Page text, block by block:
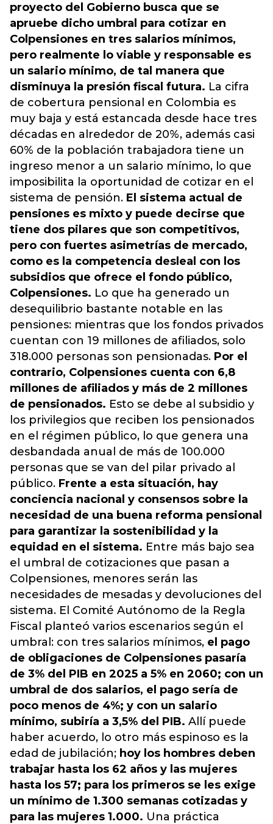
proyecto del Gobierno busca que se
apruebe dicho umbral para cotizar en
Colpensiones en tres salarios mínimos,
pero realmente lo viable y responsable es
un salario mínimo, de tal manera que
disminuya la presión fiscal futura. La cifra
de cobertura pensional en Colombia es
muy baja y está estancada desde hace tres
décadas en alrededor de 20%, además casi
60% de la población trabajadora tiene un
ingreso menor a un salario mínimo, lo que
imposibilita la oportunidad de cotizar en el
sistema de pensión. El sistema actual de
pensiones es mixto y puede decirse que
tiene dos pilares que son competitivos,
pero con fuertes asimetrías de mercado,
como es la competencia desleal con los
subsidios que ofrece el fondo público,
Colpensiones. Lo que ha generado un
desequilibrio bastante notable en las
pensiones: mientras que los fondos privados
cuentan con 19 millones de afiliados, solo
318.000 personas son pensionadas. Por el
contrario, Colpensiones cuenta con 6,8
millones de afiliados y más de 2 millones
de pensionados. Esto se debe al subsidio y
los privilegios que reciben los pensionados
en el régimen público, lo que genera una
desbandada anual de más de 100.000
personas que se van del pilar privado al
público. Frente a esta situación, hay
conciencia nacional y consensos sobre la
necesidad de una buena reforma pensional
para garantizar la sostenibilidad y la
equidad en el sistema. Entre más bajo sea
el umbral de cotizaciones que pasan a
Colpensiones, menores serán las
necesidades de mesadas y devoluciones del
sistema. El Comité Autónomo de la Regla
Fiscal planteó varios escenarios según el
umbral: con tres salarios mínimos, el pago
de obligaciones de Colpensiones pasaría
de 3% del PIB en 2025 a 5% en 2060; con un
umbral de dos salarios, el pago sería de
poco menos de 4%; y con un salario
mínimo, subiría a 3,5% del PIB. Allí puede
haber acuerdo, lo otro más espinoso es la
edad de jubilación; hoy los hombres deben
trabajar hasta los 62 años y las mujeres
hasta los 57; para los primeros se les exige
un mínimo de 1.300 semanas cotizadas y
para las mujeres 1.000. Una práctica